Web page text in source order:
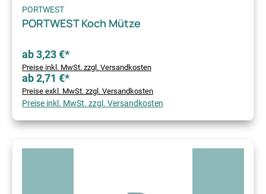
PORTWEST
PORTWEST Koch Mütze
ab 3,23 €*
Preise inkl. MwSt. zzgl. Versandkosten
ab 2,71 €*
Preise exkl. MwSt. zzgl. Versandkosten
Preise inkl. MwSt. zzgl. Versandkosten